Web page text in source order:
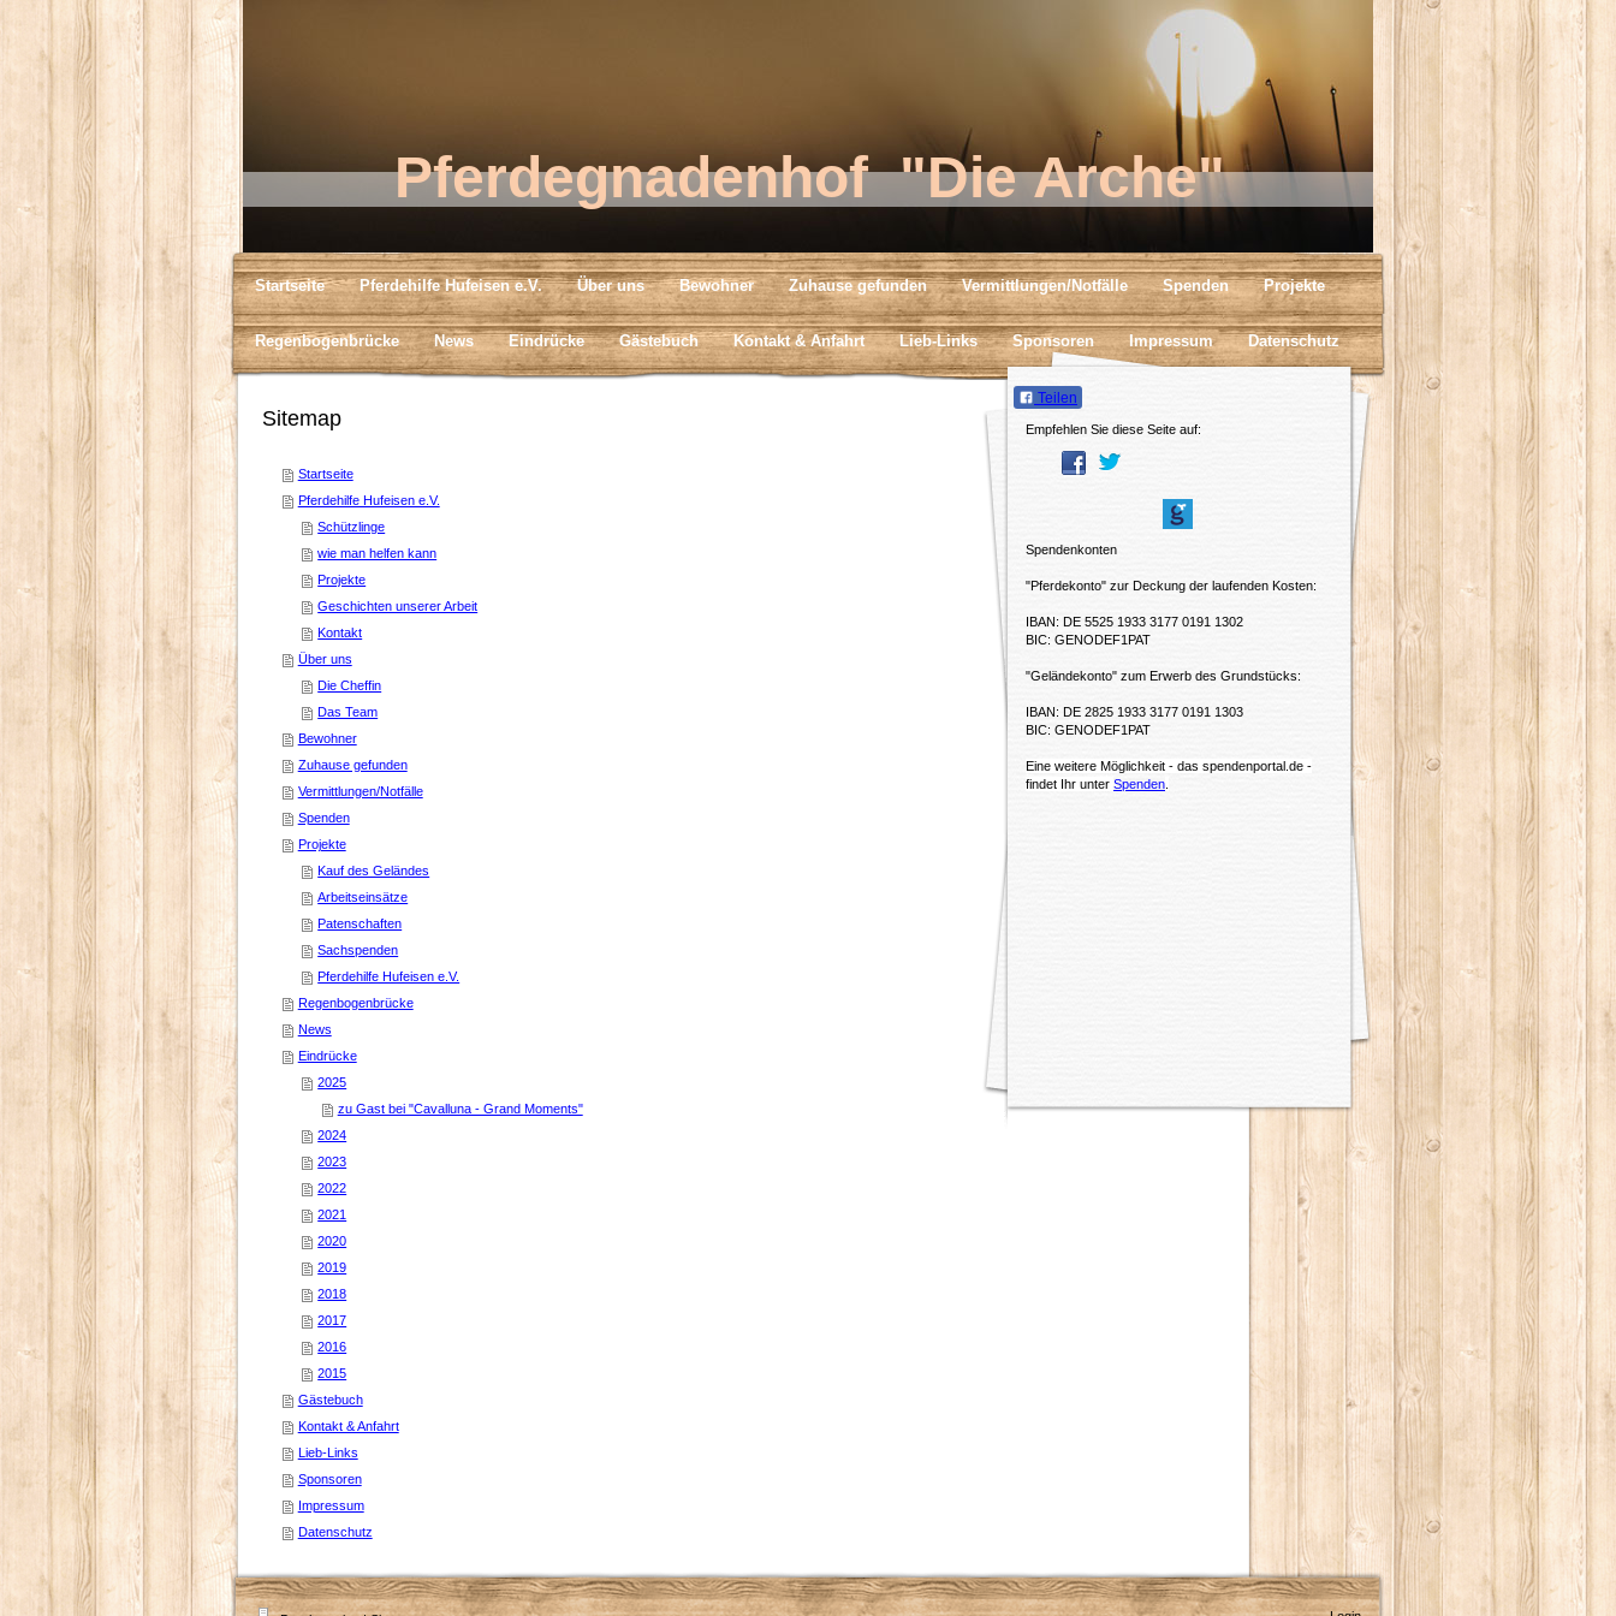
Pferdegnadenhof "Die Arche"
Startseite Pferdehilfe Hufeisen e.V. Über uns Bewohner Zuhause gefunden Vermittlungen/Notfälle Spenden Projekte
Regenbogenbrücke News Eindrücke Gästebuch Kontakt & Anfahrt Lieb-Links Sponsoren Impressum Datenschutz
Sitemap
Startseite
Pferdehilfe Hufeisen e.V.
Schützlinge
wie man helfen kann
Projekte
Geschichten unserer Arbeit
Kontakt
Über uns
Die Cheffin
Das Team
Bewohner
Zuhause gefunden
Vermittlungen/Notfälle
Spenden
Projekte
Kauf des Geländes
Arbeitseinsätze
Patenschaften
Sachspenden
Pferdehilfe Hufeisen e.V.
Regenbogenbrücke
News
Eindrücke
2025
zu Gast bei "Cavalluna - Grand Moments"
2024
2023
2022
2021
2020
2019
2018
2017
2016
2015
Gästebuch
Kontakt & Anfahrt
Lieb-Links
Sponsoren
Impressum
Datenschutz
Teilen
Empfehlen Sie diese Seite auf:
Spendenkonten
"Pferdekonto" zur Deckung der laufenden Kosten:
IBAN: DE 5525 1933 3177 0191 1302
BIC: GENODEF1PAT
"Geländekonto" zum Erwerb des Grundstücks:
IBAN: DE 2825 1933 3177 0191 1303
BIC: GENODEF1PAT
Eine weitere Möglichkeit - das spendenportal.de -
findet Ihr unter Spenden